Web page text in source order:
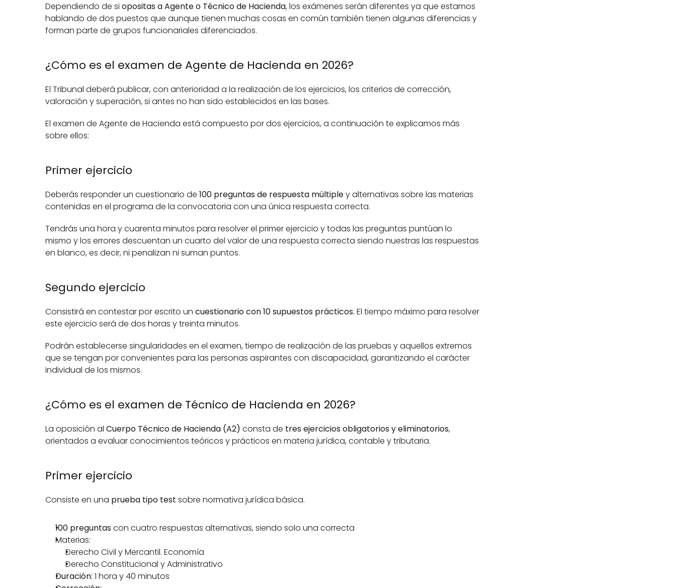
Dependiendo de si opositas a Agente o Técnico de Hacienda, los exámenes serán diferentes ya que estamos
hablando de dos puestos que aunque tienen muchas cosas en común también tienen algunas diferencias y
forman parte de grupos funcionariales diferenciados.
¿Cómo es el examen de Agente de Hacienda en 2026?
El Tribunal deberá publicar, con anterioridad a la realización de los ejercicios, los criterios de corrección,
valoración y superación, si antes no han sido establecidos en las bases.
El examen de Agente de Hacienda está compuesto por dos ejercicios, a continuación te explicamos más
sobre ellos:
Primer ejercicio
Deberás responder un cuestionario de 100 preguntas de respuesta múltiple y alternativas sobre las materias
contenidas en el programa de la convocatoria con una única respuesta correcta.
Tendrás una hora y cuarenta minutos para resolver el primer ejercicio y todas las preguntas puntúan lo
mismo y los errores descuentan un cuarto del valor de una respuesta correcta siendo nuestras las respuestas
en blanco, es decir, ni penalizan ni suman puntos.
Segundo ejercicio
Consistirá en contestar por escrito un cuestionario con 10 supuestos prácticos. El tiempo máximo para resolver
este ejercicio será de dos horas y treinta minutos.
Podrán establecerse singularidades en el examen, tiempo de realización de las pruebas y aquellos extremos
que se tengan por convenientes para las personas aspirantes con discapacidad, garantizando el carácter
individual de los mismos.
¿Cómo es el examen de Técnico de Hacienda en 2026?
La oposición al Cuerpo Técnico de Hacienda (A2) consta de tres ejercicios obligatorios y eliminatorios,
orientados a evaluar conocimientos teóricos y prácticos en materia jurídica, contable y tributaria.
Primer ejercicio
Consiste en una prueba tipo test sobre normativa jurídica básica.
100 preguntas con cuatro respuestas alternativas, siendo solo una correcta
Materias:
Derecho Civil y Mercantil. Economía
Derecho Constitucional y Administrativo
Duración: 1 hora y 40 minutos